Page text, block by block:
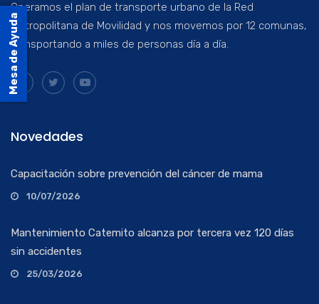
Operamos el plan de transporte urbano de la Red
Metropolitana de Movilidad y nos movemos por 12 comunas,
transportando a miles de personas día a día.
Novedades
Capacitación sobre prevención del cáncer de mama
10/07/2026
Mantenimiento Catemito alcanza por tercera vez 120 días
sin accidentes
25/03/2026
Mesa de Ayuda